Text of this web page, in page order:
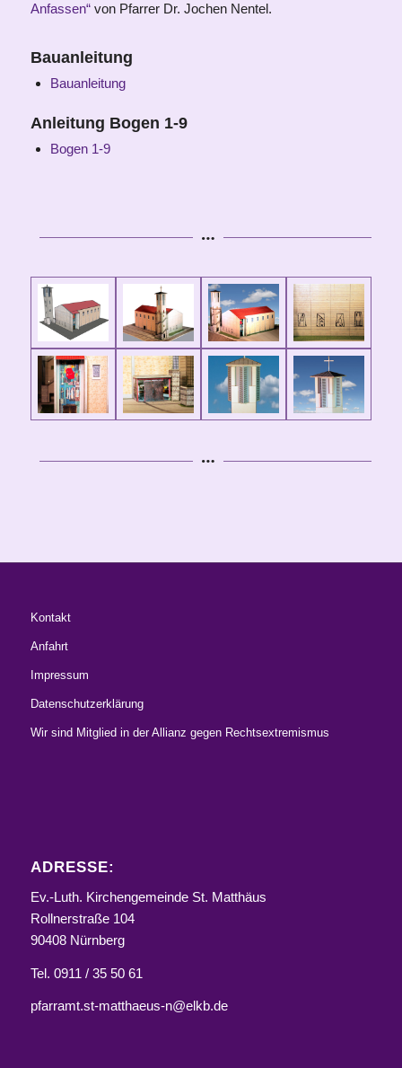
Anfassen“von Pfarrer Dr. Jochen Nentel.
Bauanleitung
Bauanleitung
Anleitung Bogen 1-9
Bogen 1-9
Kontakt
Anfahrt
Impressum
Datenschutzerklärung
Wir sind Mitglied in der Allianz gegen Rechtsextremismus
ADRESSE:
Ev.-Luth. Kirchengemeinde St. Matthäus
Rollnerstraße 104
90408 Nürnberg
Tel. 0911 / 35 50 61
pfarramt.st-matthaeus-n@elkb.de